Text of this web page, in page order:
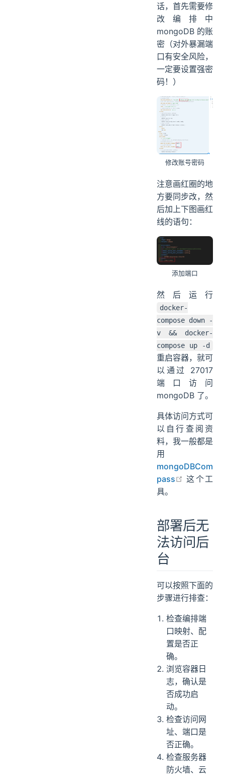
话，首先需要修
改编排中
mongoDB 的账
密（对外暴漏端
口有安全风险，
一定要设置强密
码！）
修改账号密码
注意画红圈的地
方要同步改，然
后加上下图画红
线的语句：
添加端口
然后运行
docker-
compose down -
v && docker-
compose up -d
重启容器，就可
以通过 27017
端口访问
mongoDB 了。
具体访问方式可
以自行查阅资
料，我一般都是
用
mongoDBCom
pass
open in
这个工
具。
部署后无
法访问后
台
可以按照下面的
步骤进行排查：
检查编排端
口映射、配
置是否正
确。
浏览容器日
志，确认是
否成功启
动。
检查访问网
址、端口是
否正确。
检查服务器
防火墙、云